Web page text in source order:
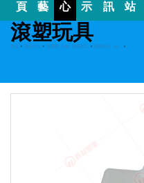
頁
藝
心
示
訊
站
滾塑玩具
首頁 > 產品中心 > 滾塑開（kāi）發與加工 > 滾塑玩具（jù） >